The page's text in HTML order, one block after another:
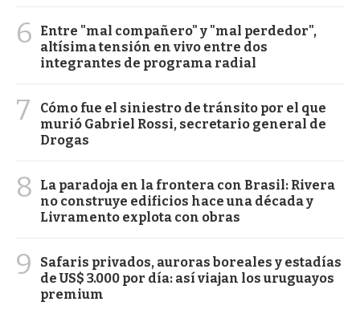
6
Entre "mal compañero" y "mal perdedor",
altísima tensión en vivo entre dos
integrantes de programa radial
7
Cómo fue el siniestro de tránsito por el que
murió Gabriel Rossi, secretario general de
Drogas
8
La paradoja en la frontera con Brasil: Rivera
no construye edificios hace una década y
Livramento explota con obras
9
Safaris privados, auroras boreales y estadías
de US$ 3.000 por día: así viajan los uruguayos
premium